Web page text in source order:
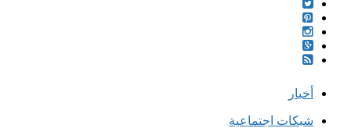
أخبار
شبكات اجتماعية